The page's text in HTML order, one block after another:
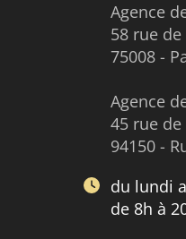
Agence
58 rue
75008 -
Agence
45 rue
94150 -
du lundi
de 8h à